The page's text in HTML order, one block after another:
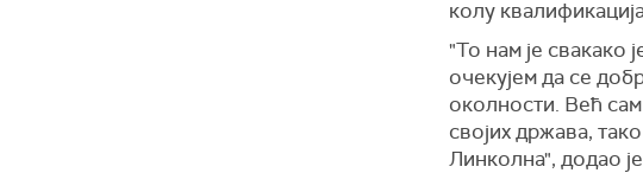
колу
"То нам је свакако
очекујем да се
околности. Већ
својих држава,
Линколна", додао